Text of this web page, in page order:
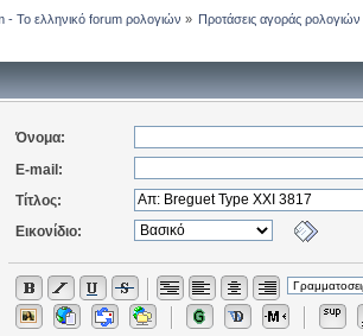
Το ελληνικό forum ρολογιών » Προτάσεις αγοράς ρολογιών
Όνομα:
E-mail:
Τίτλος:
Εικονίδιο: